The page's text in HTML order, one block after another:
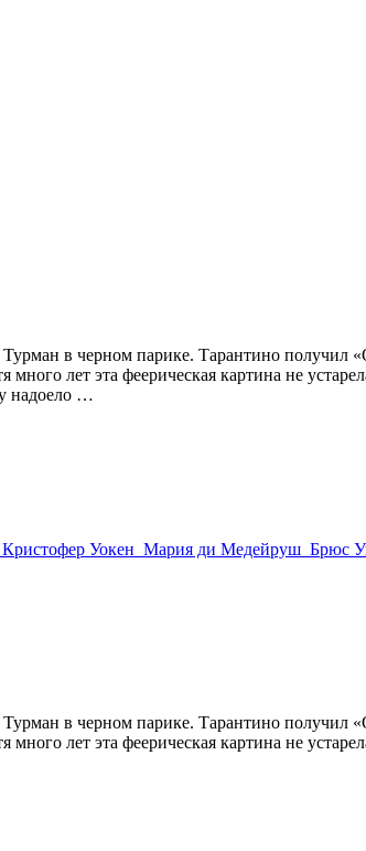
в черном парике. Тарантино получил
лет эта феерическая картина не
надоело …
Кристофер Уокен Мария ди Медейруш Брюс
в черном парике. Тарантино получил
лет эта феерическая картина не